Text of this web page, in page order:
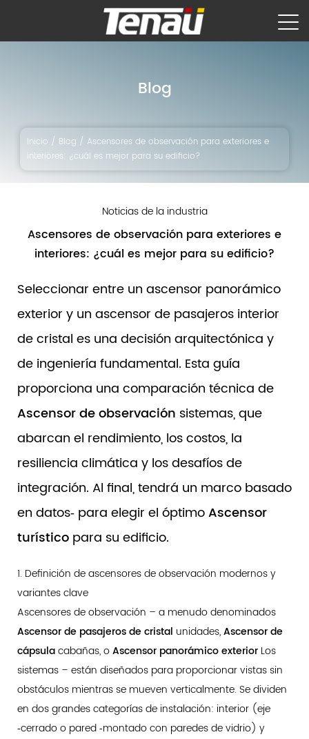
Blog
Inicio / Blog / Ascensores de observación para exteriores e
interiores: ¿cuál es mejor para su edificio?
Noticias de la industria
Ascensores de observación para exteriores e
interiores: ¿cuál es mejor para su edificio?
Seleccionar entre un ascensor panorámico
exterior y un ascensor de pasajeros interior
de cristal es una decisión arquitectónica y
de ingeniería fundamental. Esta guía
proporciona una comparación técnica de
Ascensor de observación sistemas, que
abarcan el rendimiento, los costos, la
resiliencia climática y los desafíos de
integración. Al final, tendrá un marco basado
en datos‑ para elegir el óptimoAscensor
turístico para su edificio.
1. Definición de ascensores de observación modernos y
variantes clave
Ascensores de observación – a menudo denominados
Ascensor de pasajeros de cristal unidades,Ascensor de
cápsulacabañas, oAscensor panorámico exterior Los
sistemas – están diseñados para proporcionar vistas sin
obstáculos mientras se mueven verticalmente. Se dividen
en dos grandes categorías de instalación: interior (eje
‑cerrado o pared ‑montado con paredes de vidrio) y